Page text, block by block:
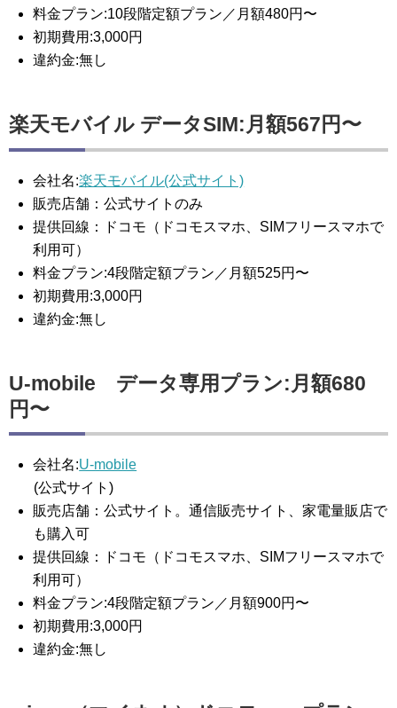
料金プラン:10段階定額プラン／月額480円〜
初期費用:3,000円
違約金:無し
楽天モバイル データSIM:月額567円〜
会社名:楽天モバイル(公式サイト)
販売店舗：公式サイトのみ
提供回線：ドコモ（ドコモスマホ、SIMフリースマホで
利用可）
料金プラン:4段階定額プラン／月額525円〜
初期費用:3,000円
違約金:無し
U-mobile データ専用プラン:月額680
円〜
会社名:U-mobile
(公式サイト)
販売店舗：公式サイト。通信販売サイト、家電量販店で
も購入可
提供回線：ドコモ（ドコモスマホ、SIMフリースマホで
利用可）
料金プラン:4段階定額プラン／月額900円〜
初期費用:3,000円
違約金:無し